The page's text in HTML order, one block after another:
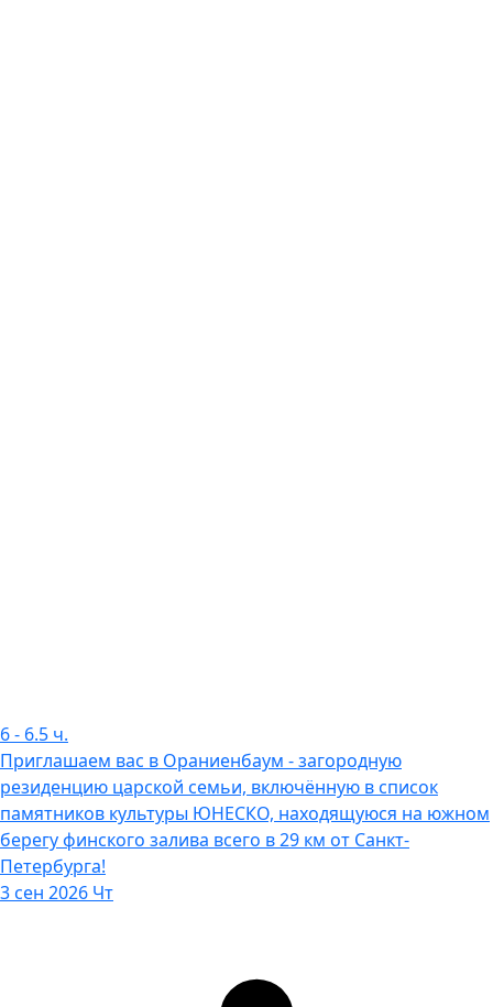
6- 6.5 ч.
Приглашаем вас в Ораниенбаум - загородную
резиденцию царской семьи, включённую в список
памятников культуры ЮНЕСКО, находящуюся на южном
берегу финского залива всего в 29 км от Санкт-
Петербурга!
3 сен 2026 Чт